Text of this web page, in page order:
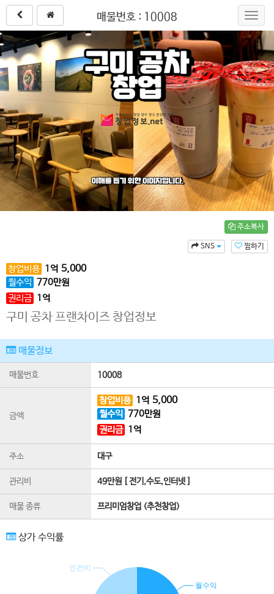
매물번호 : 10008
주소복사
찜하기
SNS
창업비용 1 억 5,000
월수익 770만원
권리금 1 억
구미 공차 프랜차이즈 창업정보
매물정보
매물번호 10008
금액
창업비용 1 억 5,000
월수익 770만원
권리금 1 억
주소 대구
관리비 49만원 [ 전기,수도,인터넷 ]
매물 종류 프리미엄창업 (추천창업)
상가 수익률